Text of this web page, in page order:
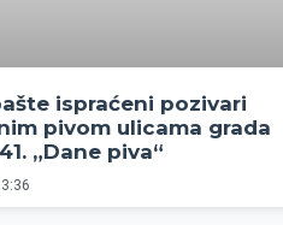
ispraćeni pozivari
pivom ulicama grada
„Dane piva“